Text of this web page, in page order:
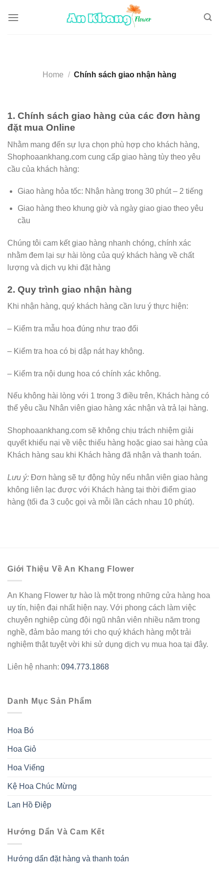
Home / Chính sách giao nhận hàng
1. Chính sách giao hàng của các đơn hàng
đặt mua Online
Nhằm mang đến sự lựa chọn phù hợp cho khách hàng,
Shophoaankhang.com cung cấp giao hàng tùy theo yêu
cầu của khách hàng:
Giao hàng hỏa tốc: Nhận hàng trong 30 phút – 2 tiếng
Giao hàng theo khung giờ và ngày giao giao theo yêu
cầu
Chúng tôi cam kết giao hàng nhanh chóng, chính xác
nhằm đem lại sự hài lòng của quý khách hàng về chất
lượng và dịch vụ khi đặt hàng
2. Quy trình giao nhận hàng
Khi nhận hàng, quý khách hàng cần lưu ý thực hiện:
– Kiểm tra mẫu hoa đúng như trao đổi
– Kiểm tra hoa có bị dập nát hay không.
– Kiểm tra nội dung hoa có chính xác không.
Nếu không hài lòng với 1 trong 3 điều trên, Khách hàng có
thể yêu cầu Nhân viên giao hàng xác nhận và trả lại hàng.
Shophoaankhang.com sẽ không chịu trách nhiệm giải
quyết khiếu nại về việc thiếu hàng hoặc giao sai hàng của
Khách hàng sau khi Khách hàng đã nhận và thanh toán.
Lưu ý: Đơn hàng sẽ tự động hủy nếu nhân viên giao hàng
không liên lạc được với Khách hàng tại thời điểm giao
hàng (tối đa 3 cuộc gọi và mỗi lần cách nhau 10 phút).
Giới Thiệu Về An Khang Flower
An Khang Flower tự hào là một trong những cửa hàng hoa
uy tín, hiện đại nhất hiện nay. Với phong cách làm việc
chuyên nghiệp cùng đội ngũ nhân viên nhiều năm trong
nghề, đảm bảo mang tới cho quý khách hàng một trải
nghiệm thật tuyệt vời khi sử dụng dịch vụ mua hoa tại đây.
Liên hệ nhanh: 094.773.1868
Danh Mục Sản Phẩm
Hoa Bó
Hoa Giỏ
Hoa Viếng
Kệ Hoa Chúc Mừng
Lan Hồ Điệp
Hướng Dẩn Và Cam Kết
Hướng dẩn đặt hàng và thanh toán